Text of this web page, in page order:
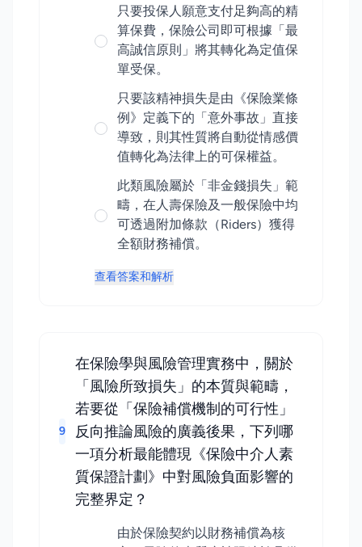
只要投保人願意支付足夠高的精
算保費，保險公司即可根據「最
高誠信原則」將其轉化為定值保
單受保。
只要該精神損失是由《保險業條
例》定義下的「意外事故」直接
導致，則其性質將自動從情感價
值轉化為法律上的可保權益。
此類風險屬於「非金錢損失」範
疇，在人壽保險及一般保險中均
可透過附加條款（Riders）獲得
全額財務補償。
查看答案和解析
9
在保險學與風險管理實務中，關於
「風險所致損失」的本質與範疇，
若要從「保險補償機制的可行性」
反向推論風險的廣義後果，下列哪
一項分析最能體現《保險中介人素
質保證計劃》中對風險負面影響的
完整界定？
由於保險契約以財務補償為核